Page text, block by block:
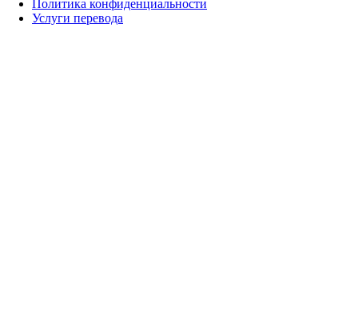
Политика конфиденциальности
Услуги перевода